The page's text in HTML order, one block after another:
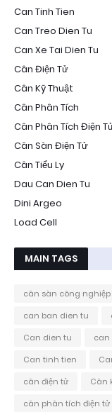
Can Tinh Tien
Can Treo Dien Tu
Can Xe Tai Dien Tu
Cân Điện Tử
Cân Kỹ Thuật
Cân Phân Tích
Cân Phân Tích Điện
Cân Sàn Điện Tử
Cân Tiểu Ly
Dau Can Dien Tu
Dini Argeo
Load Cell
MAIN TAGS
cân sàn công nghiệp
can ban dien tu
Can dien tu
can
Can tinh tien
cân điện tử
Cân
cân phân tích điện tử